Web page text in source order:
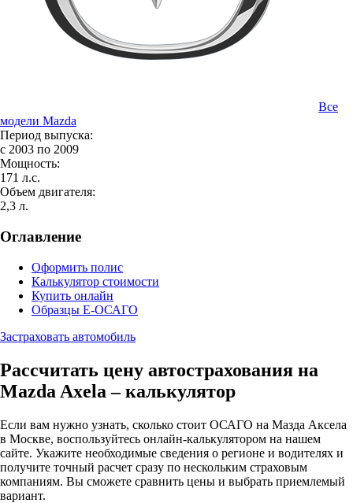
Все
модели Mazda
Период выпуска:
с 2003 по 2009
Мощность:
171 л.с.
Объем двигателя:
2,3 л.
Оглавление
Оформить полис
Калькулятор стоимости
Купить онлайн
Образцы Е-ОСАГО
Застраховать автомобиль
Рассчитать цену автострахования на
Mazda Axela – калькулятор
Если вам нужно узнать, сколько стоит ОСАГО на Мазда Аксела
в Москве, воспользуйтесь онлайн-калькулятором на нашем
сайте. Укажите необходимые сведения о регионе и водителях и
получите точный расчет сразу по нескольким страховым
компаниям. Вы сможете сравнить цены и выбрать приемлемый
вариант.